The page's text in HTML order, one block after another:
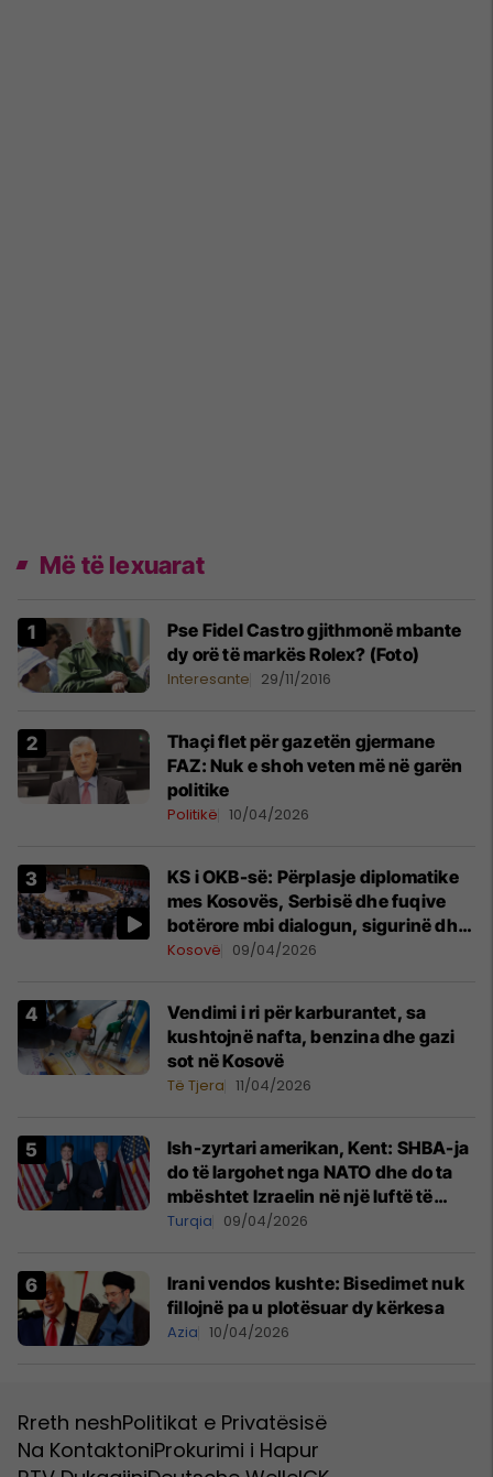
Më të lexuarat
Pse Fidel Castro gjithmonë mbante
dy orë të markës Rolex? (Foto)
Interesante 29/11/2016
Thaçi flet për gazetën gjermane
FAZ: Nuk e shoh veten më në garën
politike
Politikë 10/04/2026
KS i OKB-së: Përplasje diplomatike
mes Kosovës, Serbisë dhe fuqive
botërore mbi dialogun, sigurinë dhe
UNMIK-un
Kosovë 09/04/2026
Vendimi i ri për karburantet, sa
kushtojnë nafta, benzina dhe gazi
sot në Kosovë
Të Tjera 11/04/2026
Ish-zyrtari amerikan, Kent: SHBA-ja
do të largohet nga NATO dhe do ta
mbështet Izraelin në një luftë të
mundshme me Turqinë në Siri
Turqia 09/04/2026
Irani vendos kushte: Bisedimet nuk
fillojnë pa u plotësuar dy kërkesa
Azia 10/04/2026
Rreth neshPolitikat e Privatësisë
Na KontaktoniProkurimi i Hapur